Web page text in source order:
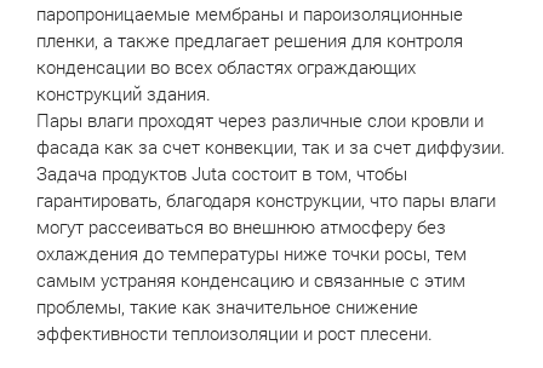
паропроницаемые мембраны и пароизоляционные
пленки, а также предлагает решения для контроля
конденсации во всех областях ограждающих
конструкций здания.
Пары влаги проходят через различные слои кровли и
фасада как за счет конвекции, так и за счет диффузии.
Задача продуктов Juta состоит в том, чтобы
гарантировать, благодаря конструкции, что пары влаги
могут рассеиваться во внешнюю атмосферу без
охлаждения до температуры ниже точки росы, тем
самым устраняя конденсацию и связанные с этим
проблемы, такие как значительное снижение
эффективности теплоизоляции и рост плесени.